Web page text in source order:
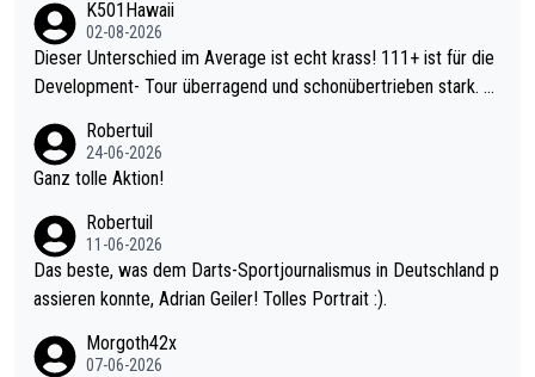
K501Hawaii
02-08-2026
Dieser Unterschied im Average ist echt krass! 111+ ist für die
Development- Tour überragend und schonübertrieben stark. U
mal 40+ erst recht. Da gewinnst keinen Blumentopf - ist ja noc
h krasser wie ein Pokalspiel eines Kreisligisten vs einem Bund
Robertuil
24-06-2026
Ganz tolle Aktion!
Robertuil
11-06-2026
Das beste, was dem Darts-Sportjournalismus in Deutschland p
assieren konnte, Adrian Geiler! Tolles Portrait :).
Morgoth42x
07-06-2026